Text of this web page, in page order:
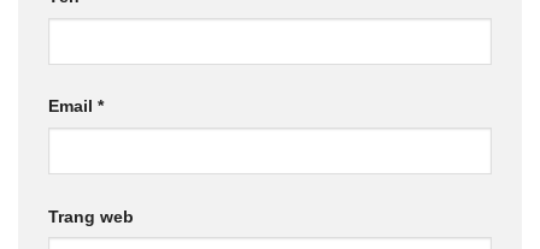
Email *
Trang web